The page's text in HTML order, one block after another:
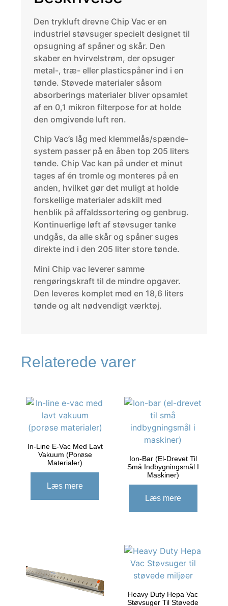
Den trykluft drevne Chip Vac er en
industriel støvsuger specielt designet til
opsugning af spåner og skår. Den
skaber en hvirvelstrøm, der opsuger
metal-, træ- eller plasticspåner ind i en
tønde. Støvede materialer såsom
absorberings materialer bliver opsamlet
af en 0,1 mikron filterpose for at holde
den omgivende luft ren.
Chip Vac’s låg med klemmelås/spænde-
system passer på en åben top 205 liters
tønde. Chip Vac kan på under et minut
tages af én tromle og monteres på en
anden, hvilket gør det muligt at holde
forskellige materialer adskilt med
henblik på affaldssortering og genbrug.
Kontinuerlige løft af støvsuger tanke
undgås, da alle skår og spåner suges
direkte ind i den 205 liter store tønde.
Mini Chip vac leverer samme
rengøringskraft til de mindre opgaver.
Den leveres komplet med en 18,6 liters
tønde og alt nødvendigt værktøj.
Relaterede varer
In-Line E-Vac Med Lavt
Vakuum (porøse
Materialer)
Læs mere
Ion-Bar (el-Drevet Til
Små Indbygningsmål I
Maskiner)
Læs mere
Heavy Duty Hepa Vac
Støvsuger Til Støvede